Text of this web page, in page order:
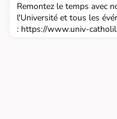
Remontez le temps avec
l'Université et tous les
: https://www.univ-